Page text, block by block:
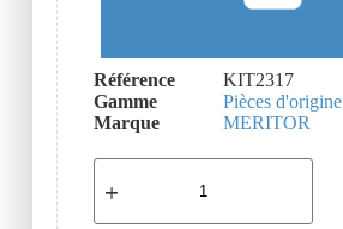
Référence
KIT2317
Gamme
Pièces d'origine
Marque
MERITOR